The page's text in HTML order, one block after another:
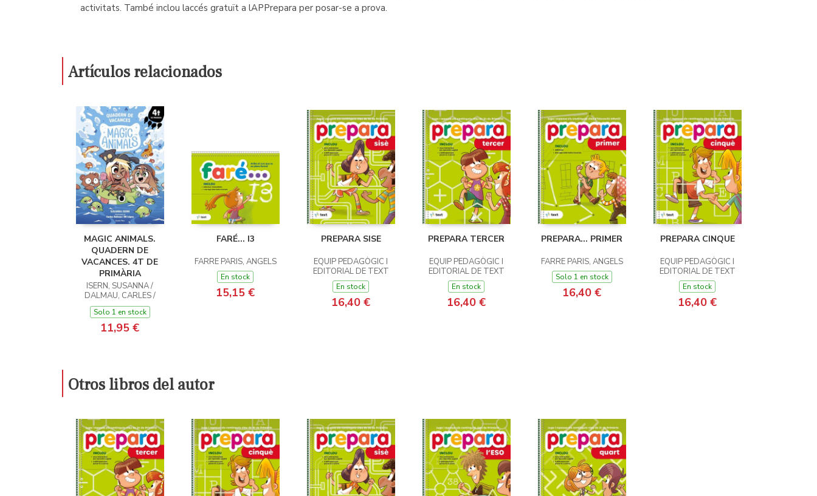
activitats. També inclou laccés gratuït a lAPPrepara per posar-se a prova.
Artículos relacionados
MAGIC ANIMALS.
QUADERN DE
VACANCES. 4T DE
PRIMÀRIA
ISERN, SUSANNA /
DALMAU, CARLES /
LOPEZ, NIL
Solo 1 en stock
11,95 €
FARÉ... I3
FARRE PARIS, ANGELS
En stock
15,15 €
PREPARA SISE
EQUIP PEDAGÒGIC I
EDITORIAL DE TEXT
En stock
16,40 €
PREPARA TERCER
EQUIP PEDAGÒGIC I
EDITORIAL DE TEXT
En stock
16,40 €
PREPARA... PRIMER
FARRE PARIS, ANGELS
Solo 1 en stock
16,40 €
PREPARA CINQUE
EQUIP PEDAGÒGIC I
EDITORIAL DE TEXT
En stock
16,40 €
Otros libros del autor